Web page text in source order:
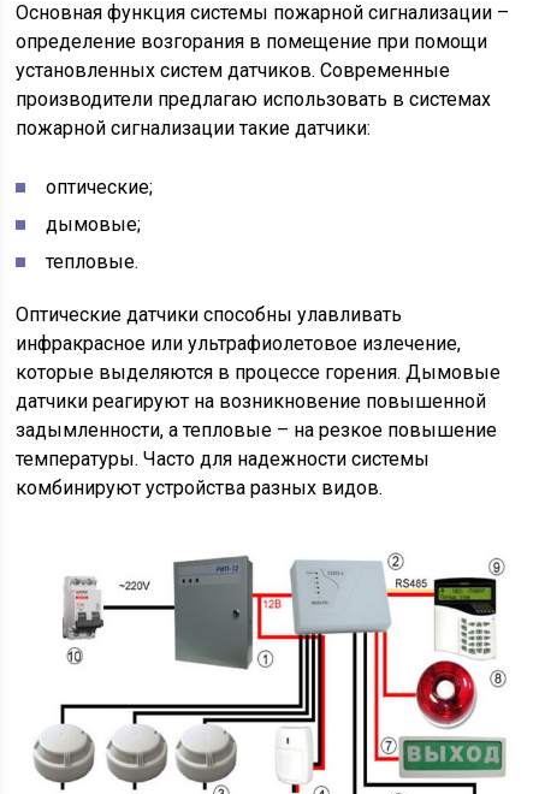
Основная функция системы пожарной сигнализации –
определение возгорания в помещение при помощи
установленных систем датчиков. Современные
производители предлагаю использовать в системах
пожарной сигнализации такие датчики:
оптические;
дымовые;
тепловые.
Оптические датчики способны улавливать
инфракрасное или ультрафиолетовое излечение,
которые выделяются в процессе горения. Дымовые
датчики реагируют на возникновение повышенной
задымленности, а тепловые – на резкое повышение
температуры. Часто для надежности системы
комбинируют устройства разных видов.